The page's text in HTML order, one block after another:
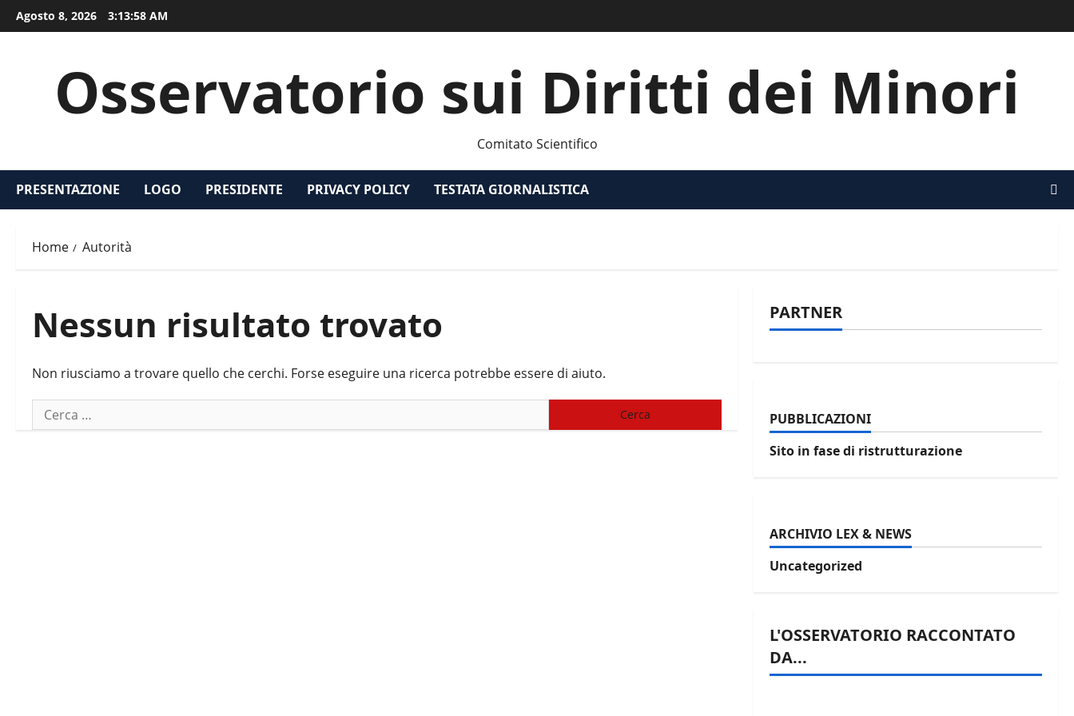
al
Agosto 8, 2026 3:13:59 AM
Osservatorio sui Diritti dei Minori
Comitato Scientifico
PRESENTAZIONE LOGO PRESIDENTE PRIVACY POLICY TESTATA GIORNALISTICA
Home Autorità
Nessun risultato trovato
Non riusciamo a trovare quello che cerchi. Forse eseguire una ricerca potrebbe essere di aiuto.
Ricerca
per:
PARTNER
PUBBLICAZIONI
Sito in fase di ristrutturazione
ARCHIVIO LEX & NEWS
Uncategorized
L'OSSERVATORIO RACCONTATO
DA...